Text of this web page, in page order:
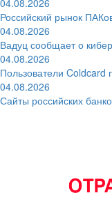
04.08.2026
Российский рынок
04.08.2026
Вадуц сообщает о
04.08.2026
Пользователи Coldcard
04.08.2026
Сайты российских